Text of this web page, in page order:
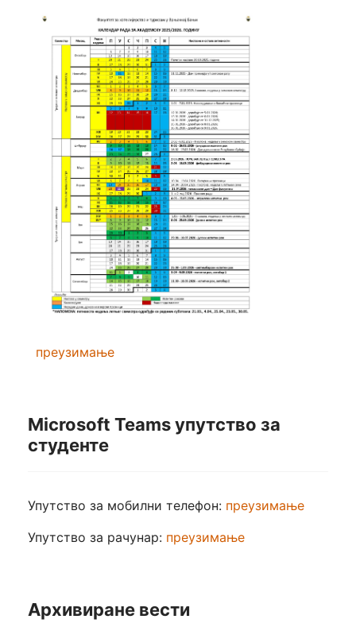
преузимање
Microsoft Teams упутство за
студенте
Упутство за мобилни телефон: преузимање
Упутство за рачунар: преузимање
Архивиране вести